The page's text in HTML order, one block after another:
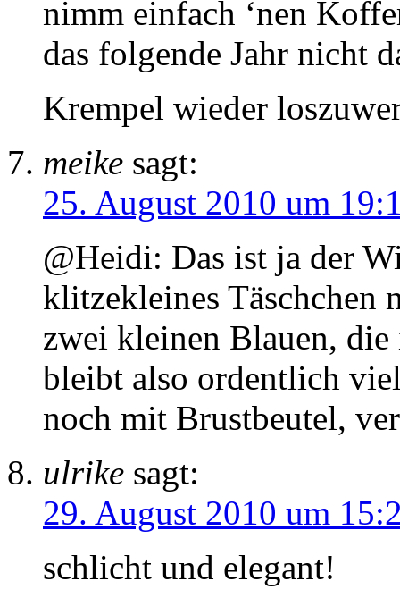
nimm einfach ‘nen
das folgende Jahr nicht
Krempel wieder
meike sagt:
25. August 2010 um
@Heidi: Das ist ja der
klitzekleines Täschchen
zwei kleinen Blauen,
bleibt also ordentlich
noch mit Brustbeutel,
ulrike sagt:
29. August 2010 um
schlicht und elegant!